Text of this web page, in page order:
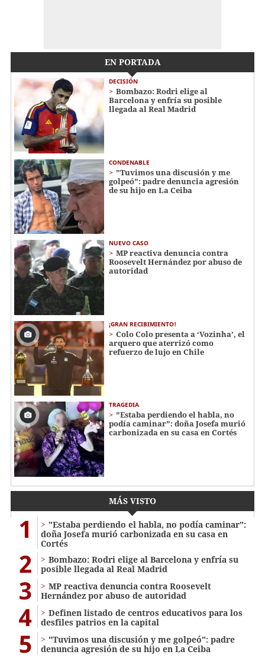
EN PORTADA
DECISIÓN
Bombazo: Rodri elige al
Barcelona y enfría su posible
llegada al Real Madrid
CONDENABLE
"Tuvimos una discusión y me
golpeó": padre denuncia agresión
de su hijo en La Ceiba
NUEVO CASO
MP reactiva denuncia contra
Roosevelt Hernández por abuso de
autoridad
¡GRAN RECIBIMIENTO!
Colo Colo presenta a ‘Vozinha’, el
arquero que aterrizó como
refuerzo de lujo en Chile
TRAGEDIA
"Estaba perdiendo el habla, no
podía caminar": doña Josefa murió
carbonizada en su casa en Cortés
MÁS VISTO
1
"Estaba perdiendo el habla, no podía caminar":
doña Josefa murió carbonizada en su casa en
Cortés
2
Bombazo: Rodri elige al Barcelona y enfría su
posible llegada al Real Madrid
3
MP reactiva denuncia contra Roosevelt
Hernández por abuso de autoridad
4
Definen listado de centros educativos para los
desfiles patrios en la capital
5
"Tuvimos una discusión y me golpeó": padre
denuncia agresión de su hijo en La Ceiba